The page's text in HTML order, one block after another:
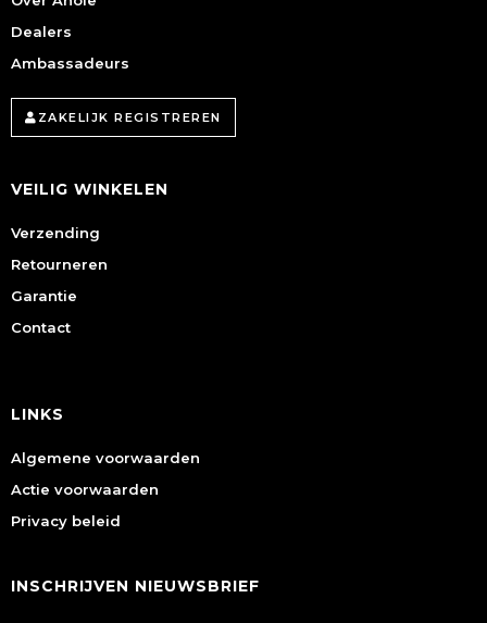
Dealers
Ambassadeurs
ZAKELIJK REGISTREREN
VEILIG WINKELEN
Verzending
Retourneren
Garantie
Contact
LINKS
Algemene voorwaarden
Actie voorwaarden
Privacy beleid
INSCHRIJVEN NIEUWSBRIEF